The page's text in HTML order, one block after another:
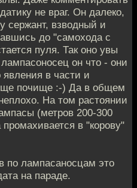
не враг. Он далеко,
сержант, взводный и
до "самохода с
пуля. Так оно увы
он что - они
явления в части и
почище :-) Да в общем
На том растоянии
(метров 200-300
в "корову"
по лампасаносцам это
на параде.